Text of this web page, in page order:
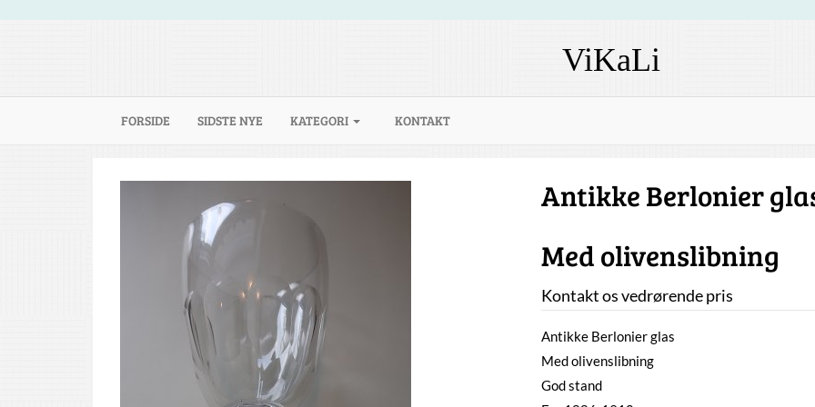
ViKaLi
FORSIDE (CURRENT)
SIDSTE NYE KATEGORI KONTAKT
Antikke Berlonier
Med olivenslibning
Kontakt os vedrørende pris
Antikke Berlonier glas
Med olivenslibning
God stand